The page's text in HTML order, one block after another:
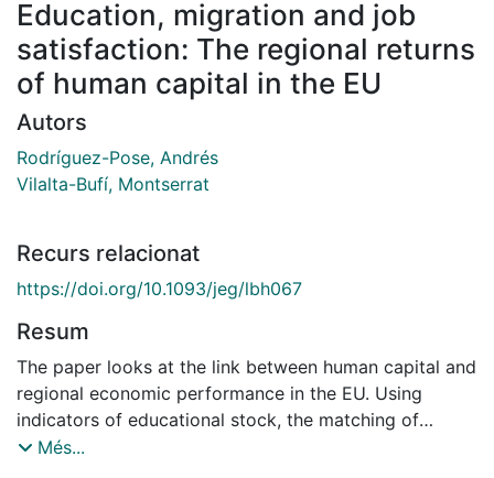
Education, migration and job
satisfaction: The regional returns
of human capital in the EU
Autors
Rodríguez-Pose, Andrés
Vilalta-Bufí, Montserrat
Recurs relacionat
https://doi.org/10.1093/jeg/lbh067
Resum
The paper looks at the link between human capital and
regional economic performance in the EU. Using
indicators of educational stock, the matching of
educational supply and labour demand, and migration
Més...